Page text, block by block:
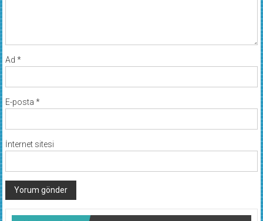
Ad *
E-posta *
İnternet sitesi